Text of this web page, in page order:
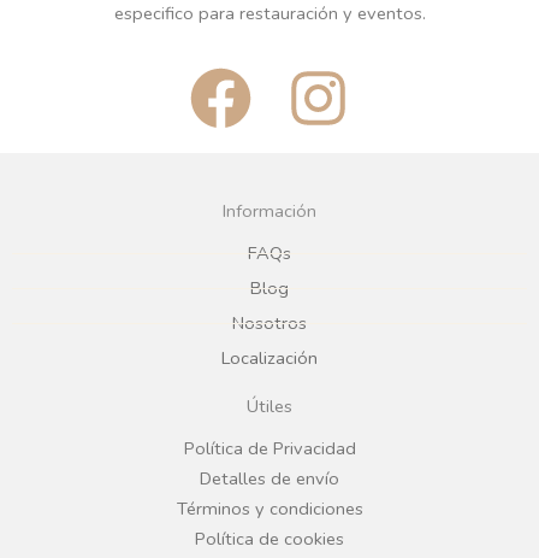
especifico para restauración y eventos.
F
a
c
e
b
o
o
k
I
n
g
r
a
Información
FAQs
Blog
Nosotros
Localización
Útiles
Política de Privacidad
Detalles de envío
Términos y condiciones
Política de cookies